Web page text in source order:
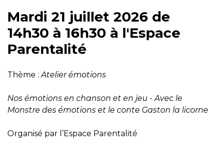
Mardi 21 juillet 2026 de
14h30 à 16h30 à l'Espace
Parentalité
Thème :Atelier émotions
Nos émotions en chanson et en jeu - Avec le
Monstre des émotions et le conte Gaston la licorne
Organisé par l’Espace Parentalité